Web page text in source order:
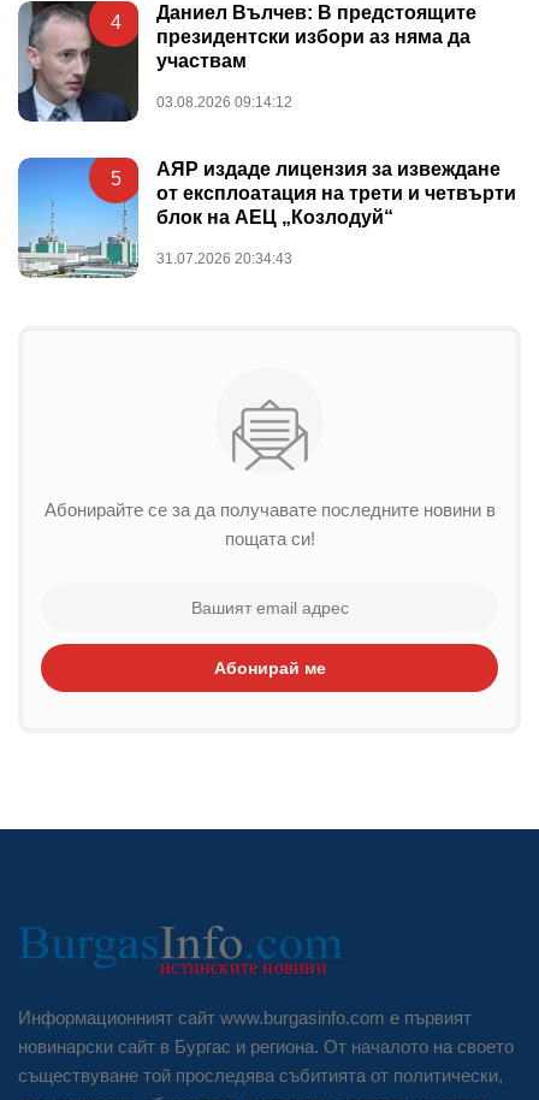
4
Даниел Вълчев: В предстоящите
президентски избори аз няма да
участвам
03.08.2026 09:14:12
5
АЯР издаде лицензия за извеждане
от експлоатация на трети и четвърти
блок на АЕЦ „Козлодуй“
31.07.2026 20:34:43
Абонирайте се за да получавате последните новини в
пощата си!
Абонирай ме
Информационният сайт www.burgasinfo.com е първият
новинарски сайт в Бургас и региона. От началото на своето
съществуване той проследява събитията от политически,